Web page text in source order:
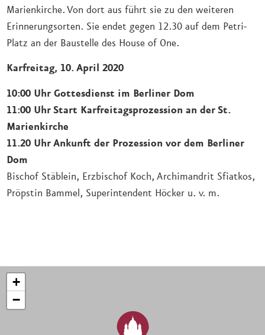
Marienkirche. Von dort aus führt sie zu den weiteren
Erinnerungsorten. Sie endet gegen 12.30 auf dem Petri-
Platz an der Baustelle des House of One.
Karfreitag, 10. April 2020
10:00 Uhr Gottesdienst im Berliner Dom
11:00 Uhr Start Karfreitagsprozession an der St.
Marienkirche
11.20 Uhr Ankunft der Prozession vor dem Berliner
Dom
Bischof Stäblein, Erzbischof Koch, Archimandrit Sfiatkos,
Pröpstin Bammel, Superintendent Höcker u. v. m.
+
−